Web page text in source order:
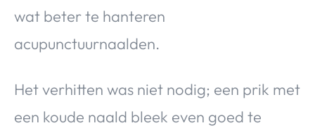
wat beter te hanteren
acupunctuurnaalden.
Het verhitten was niet nodig; een prik met
een koude naald bleek even goed te